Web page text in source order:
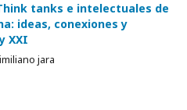
Think tanks e intelectuales de
ideas, conexiones y
XXI
jara